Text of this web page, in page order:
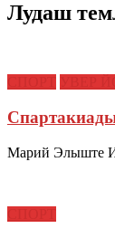
Лудаш
Марий Элыште